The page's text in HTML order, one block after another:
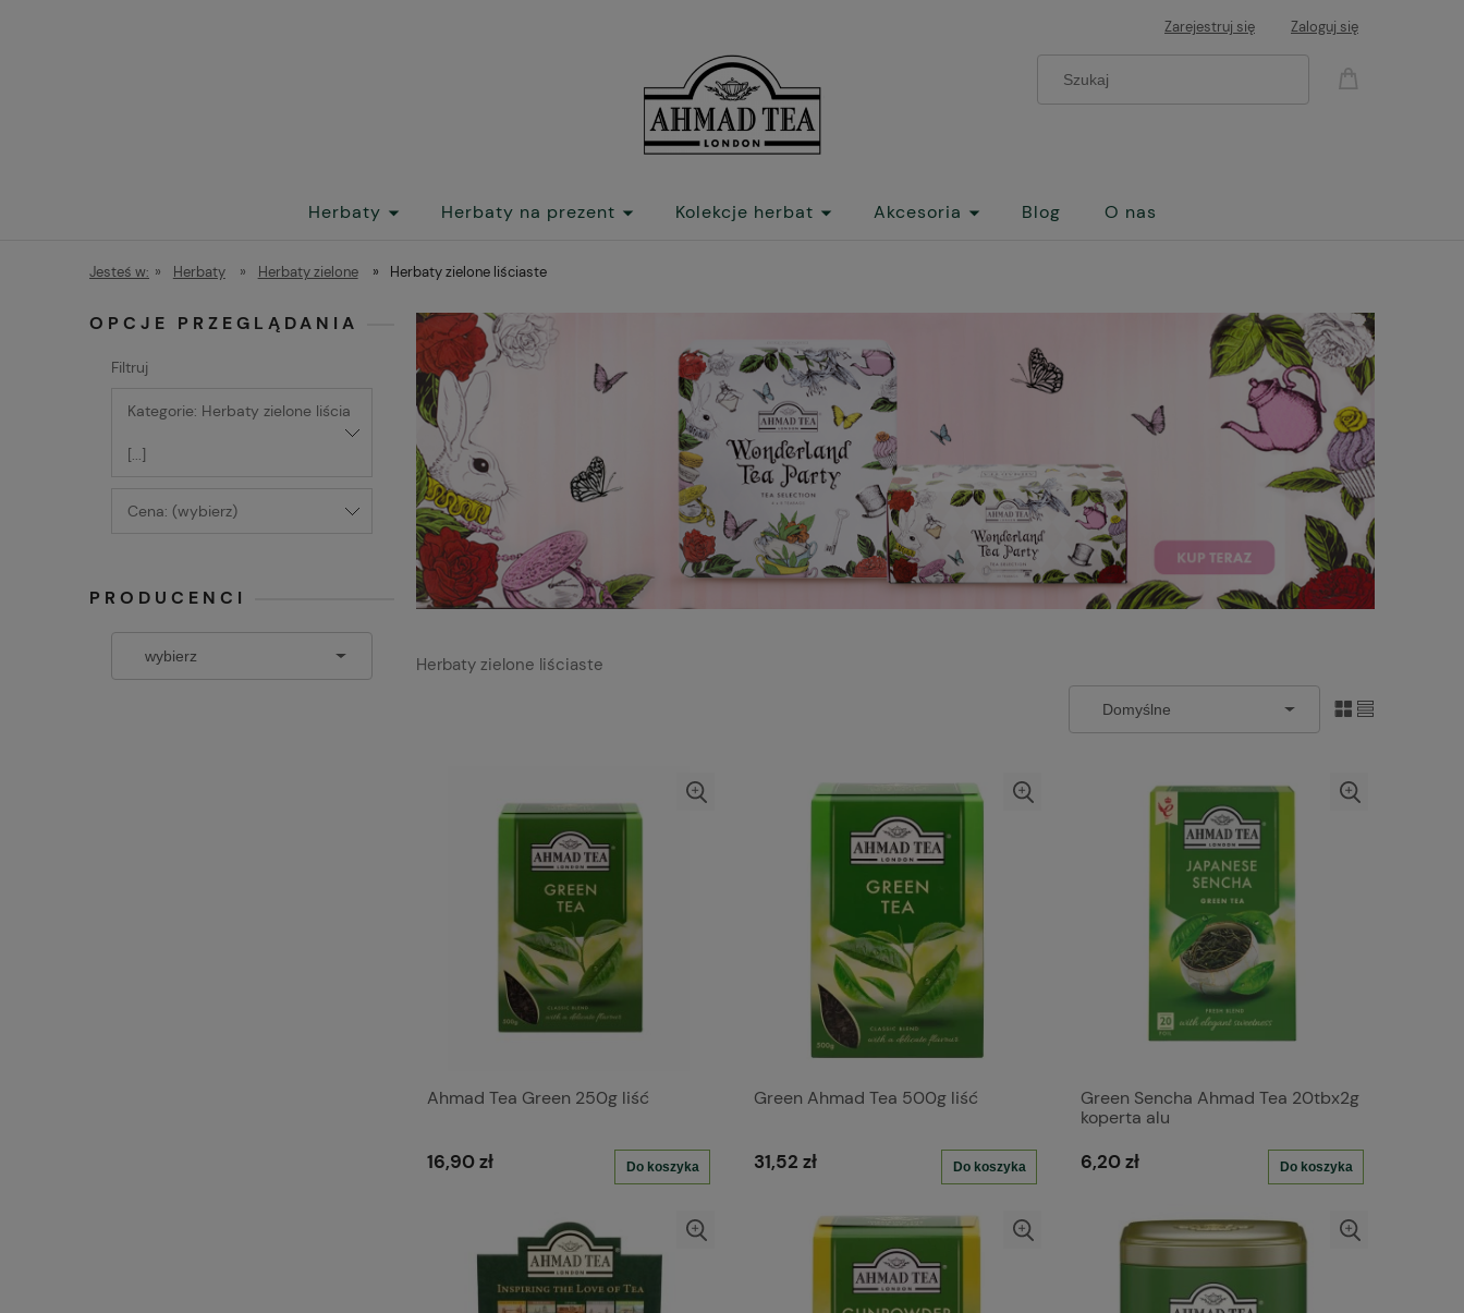
Zarejestruj się Zaloguj się
Herbaty Herbaty na prezent Kolekcje herbat Akcesoria Blog O nas
Jesteś w: » Herbaty » Herbaty zielone » Herbaty zielone liściaste
OPCJE PRZEGLĄDANIA
Filtruj
Kategorie: Herbaty zielone liścia
[...]
Cena: (wybierz)
PRODUCENCI
Herbaty zielone liściaste
Ahmad Tea Green 250g liść
16,90 zł Do koszyka
Green Ahmad Tea 500g liść
31,52 zł Do koszyka
Green Sencha Ahmad Tea 20tbx2g
koperta alu
6,20 zł Do koszyka